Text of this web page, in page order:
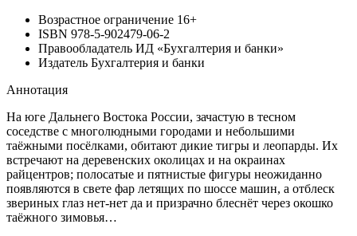
Возрастное ограничение 16+
ISBN 978-5-902479-06-2
Правообладатель ИД «Бухгалтерия и банки»
Издатель Бухгалтерия и банки
Аннотация
На юге Дальнего Востока России, зачастую в тесном
соседстве с многолюдными городами и небольшими
таёжными посёлками, обитают дикие тигры и леопарды. Их
встречают на деревенских околицах и на окраинах
райцентров; полосатые и пятнистые фигуры неожиданно
появляются в свете фар летящих по шоссе машин, а отблеск
звериных глаз нет-нет да и призрачно блеснёт через окошко
таёжного зимовья…